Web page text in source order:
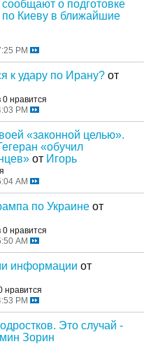
о подготовке
Киеву в ближайшие
PM
к удару по Ирану? от
0 нравится
PM
«законной целью».
«обучил
от Игорь
AM
по Украине от
0 нравится
AM
информации от
нравится
PM
Это случай -
Зорин